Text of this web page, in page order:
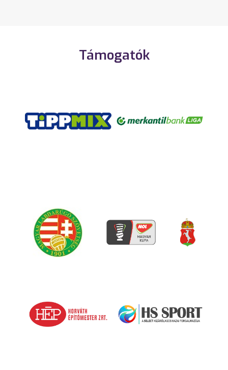
Támogatók